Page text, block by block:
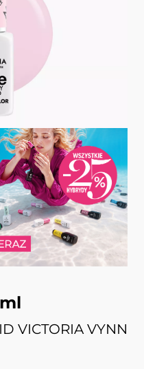
VICTORIA VYNN